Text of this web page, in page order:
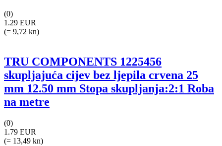
(0)
1.29 EUR
(= 9,72 kn)
TRU COMPONENTS 1225456
skupljajuća cijev bez ljepila crvena 25
mm 12.50 mm Stopa skupljanja:2:1 Roba
na metre
(0)
1.79 EUR
(= 13,49 kn)